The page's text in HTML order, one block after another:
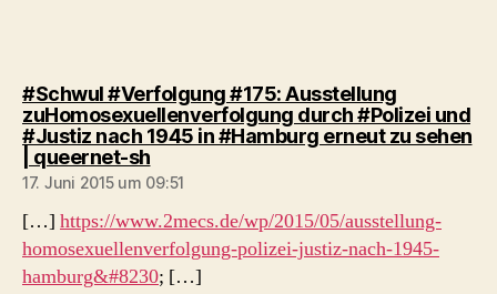
#Schwul #Verfolgung #175: Ausstellung
zuHomosexuellenverfolgung durch #Polizei und
#Justiz nach 1945 in #Hamburg erneut zu sehen
| queernet-shsagt:
17. Juni 2015 um 09:51
[…] https://www.2mecs.de/wp/2015/05/ausstellung-
homosexuellenverfolgung-polizei-justiz-nach-1945-
hamburg&#8230; […]